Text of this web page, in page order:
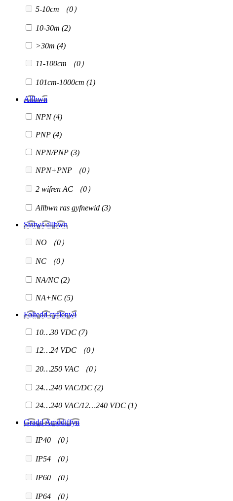
5-10cm （0）
10-30m (2)
>30m (4)
11-100cm （0）
101cm-1000cm (1)
Allbwn
NPN (4)
PNP (4)
NPN/PNP (3)
NPN+PNP （0）
2 wifren AC （0）
Allbwn ras gyfnewid (3)
Statws allbwn
NO （0）
NC （0）
NA/NC (2)
NA+NC (5)
Foltedd cyflenwi
10…30 VDC (7)
12…24 VDC （0）
20…250 VAC （0）
24…240 VAC/DC (2)
24…240 VAC/12…240 VDC (1)
Gradd Amddiffyn
IP40 （0）
IP54 （0）
IP60 （0）
IP64 （0）